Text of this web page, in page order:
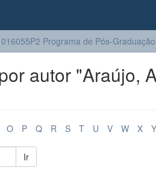
Programa de Pós-
autor "Araújo,
O P Q R S T U V W X Y
Ir